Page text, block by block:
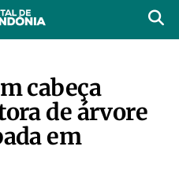
cabeça
de árvore
em